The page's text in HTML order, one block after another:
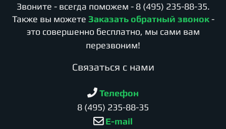
Звоните - всегда поможем - 8 (495) 235-88-35.
Также вы можете Заказать обратный звонок -
это совершенно бесплатно, мы сами вам
перезвоним!
Cвязаться с нами
Телефон
8 (495) 235-88-35
E-mail